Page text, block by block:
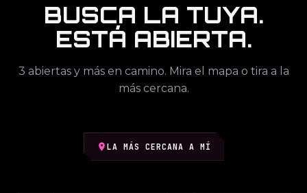
BUSCA LA TUYA.
ESTÁ ABIERTA.
3 abiertas y más en camino. Mira el mapa o tira a la
más cercana.
LA MÁS CERCANA A MÍ